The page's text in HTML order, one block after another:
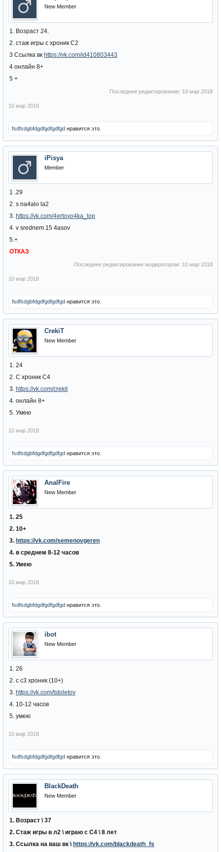
New Member
1. Возраст 24.
2. стаж игры с хроник С2
3 Ссылка вк https://vk.com/id410803443
4 онлайн 8+
5 +
Последнее редактирование: 10 мар 2018
10 мар 2018
fsdfsdgbfdgdfgdfgdfgd нравится это.
iPisya
Member
1 .29
2. s na4alo la2
3. https://vk.com/4ertovo4ka_top
4. v srednem 15 4asov
5.+
ОТКАЗ
Последнее редактирование модератором: 10 мар 2018
10 мар 2018
fsdfsdgbfdgdfgdfgdfgd нравится это.
CrekiT
New Member
1. 24
2. С хроник С4
3. https://vk.com/crekit
4. онлайн 8+
5. Умею
10 мар 2018
fsdfsdgbfdgdfgdfgdfgd нравится это.
AnalFire
New Member
1. 25
2. 10+
3. https://vk.com/semenovgeren
4. в среднем 8-12 часов
5. Умею
10 мар 2018
fsdfsdgbfdgdfgdfgdfgd нравится это.
ibot
New Member
1. 26
2. с с3 хроник (10+)
3. https://vk.com/tstoletov
4. 10-12 часов
5. умею
10 мар 2018
fsdfsdgbfdgdfgdfgdfgd нравится это.
BlackDeath
New Member
1. Возраст \ 37
2. Стаж игры в л2 \ играю с С4 \ 8 лет
3. Ссылка на ваш вк \ https://vk.com/blackdeath_fs